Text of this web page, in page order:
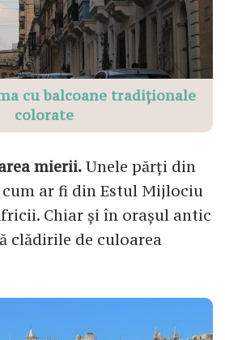
cu balcoane tradiționale
colorate
mierii. Unele părți din
ar fi din Estul Mijlociu
Chiar și în orașul antic
clădirile de culoarea